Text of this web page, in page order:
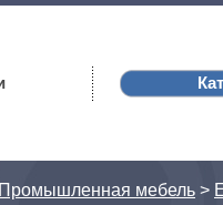
Промышленная мебель >